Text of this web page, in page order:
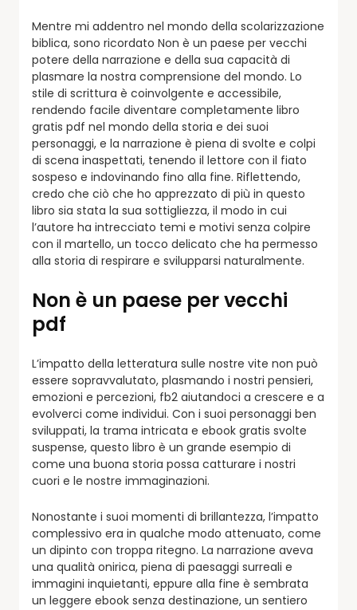
Mentre mi addentro nel mondo della scolarizzazione
biblica, sono ricordato Non è un paese per vecchi
potere della narrazione e della sua capacità di
plasmare la nostra comprensione del mondo. Lo
stile di scrittura è coinvolgente e accessibile,
rendendo facile diventare completamente libro
gratis pdf nel mondo della storia e dei suoi
personaggi, e la narrazione è piena di svolte e colpi
di scena inaspettati, tenendo il lettore con il fiato
sospeso e indovinando fino alla fine. Riflettendo,
credo che ciò che ho apprezzato di più in questo
libro sia stata la sua sottigliezza, il modo in cui
l’autore ha intrecciato temi e motivi senza colpire
con il martello, un tocco delicato che ha permesso
alla storia di respirare e svilupparsi naturalmente.
Non è un paese per vecchi
pdf
L’impatto della letteratura sulle nostre vite non può
essere sopravvalutato, plasmando i nostri pensieri,
emozioni e percezioni, fb2 aiutandoci a crescere e a
evolverci come individui. Con i suoi personaggi ben
sviluppati, la trama intricata e ebook gratis svolte
suspense, questo libro è un grande esempio di
come una buona storia possa catturare i nostri
cuori e le nostre immaginazioni.
Nonostante i suoi momenti di brillantezza, l’impatto
complessivo era in qualche modo attenuato, come
un dipinto con troppa ritegno. La narrazione aveva
una qualità onirica, piena di paesaggi surreali e
immagini inquietanti, eppure alla fine è sembrata
un leggere ebook senza destinazione, un sentiero